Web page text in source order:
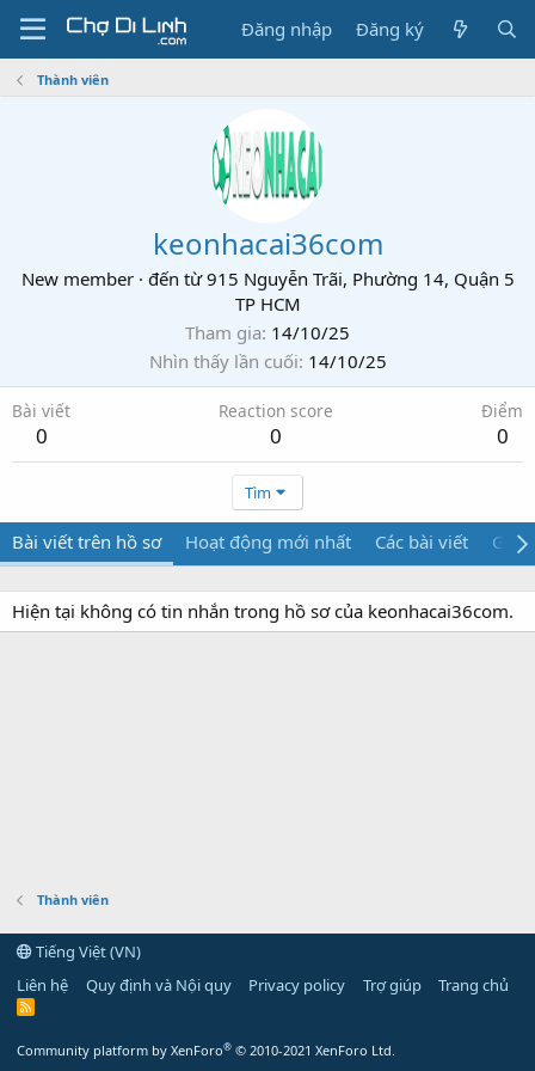
Đăng nhập Đăng ký
Thành viên
keonhacai36com
New member · đến từ 915 Nguyễn Trãi, Phường 14, Quận 5
TP HCM
Tham gia 14/10/25
Nhìn thấy lần cuối 14/10/25
Bài viết
0
Reaction score
0
Điểm
0
Tìm
Bài viết trên hồ sơ Hoạt động mới nhất Các bài viết Giới
Hiện tại không có tin nhắn trong hồ sơ của keonhacai36com.
Thành viên
Tiếng Việt (VN)
Liên hệ
Quy định và Nội quy Privacy policy Trợ giúp Trang chủ
R
Community platform by XenForo® © 2010-2021 XenForo Ltd.